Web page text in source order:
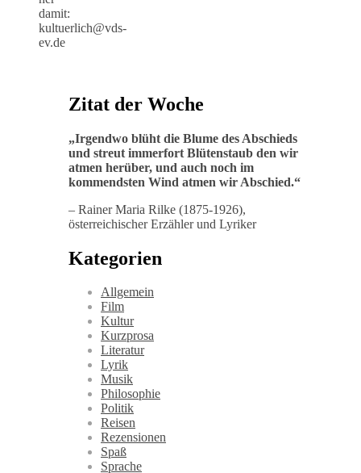
damit:
kultuerlich@vds-
ev.de
Zitat der Woche
„Irgendwo blüht die Blume des Abschieds
und streut immerfort Blütenstaub den wir
atmen herüber, und auch noch im
kommendsten Wind atmen wir Abschied.“
– Rainer Maria Rilke (1875-1926),
österreichischer Erzähler und Lyriker
Kategorien
Allgemein
Film
Kultur
Kurzprosa
Literatur
Lyrik
Musik
Philosophie
Politik
Reisen
Rezensionen
Spaß
Sprache